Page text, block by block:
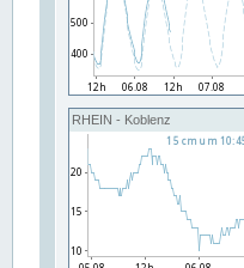
RHEIN - Koblenz